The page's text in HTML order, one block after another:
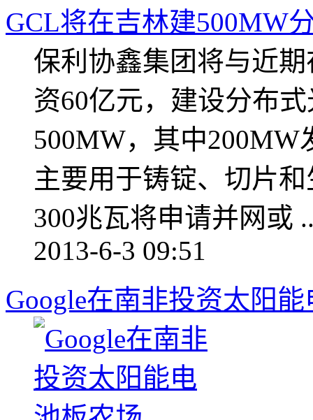
GCL将在吉林建500MW
保利协鑫集团将与近
资60亿元，建设分布
500MW，其中
主要用于铸锭、切片
300兆瓦将申请并网或
2013-6-3 09:51
Google在南非投资太阳